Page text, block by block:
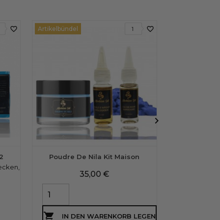
favorite_border
Poudre De Nila Kit Maison
Preis
35,00 €
 IN DEN WARENKORB LEGEN
favorite_border
1
Artikelbündel
